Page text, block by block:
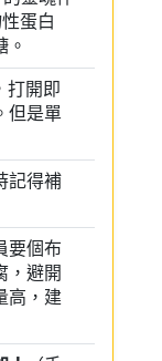
蛋白
。
打開即
但是單
記得補
要個布
，避開
高，建